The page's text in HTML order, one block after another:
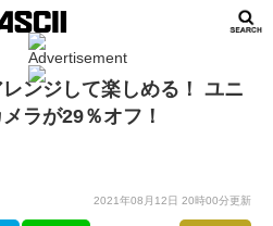
ンジして楽しめる！ ユニ
ラが29％オフ！
2021年08月12日 20時00分更新